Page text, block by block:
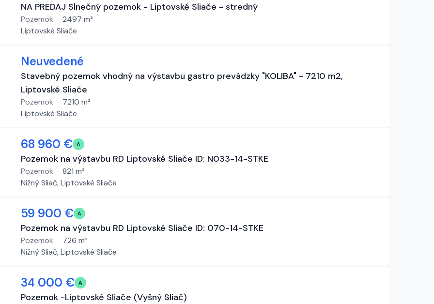
NA PREDAJ Slnečný pozemok - Liptovské Sliače - stredný
Pozemok · 2497 m²
Liptovské Sliače
Neuvedené
Stavebný pozemok vhodný na výstavbu gastro prevádzky "KOLIBA" - 7210 m2,
Liptovské Sliače
Pozemok · 7210 m²
Liptovské Sliače
68 960 € A
Pozemok na výstavbu RD Liptovské Sliače ID: N033-14-STKE
Pozemok · 821 m²
Nižný Sliač, Liptovské Sliače
59 900 € A
Pozemok na výstavbu RD Liptovské Sliače ID: 070-14-STKE
Pozemok · 726 m²
Nižný Sliač, Liptovské Sliače
34 000 € A
Pozemok -Liptovské Sliače (Vyšný Sliač)